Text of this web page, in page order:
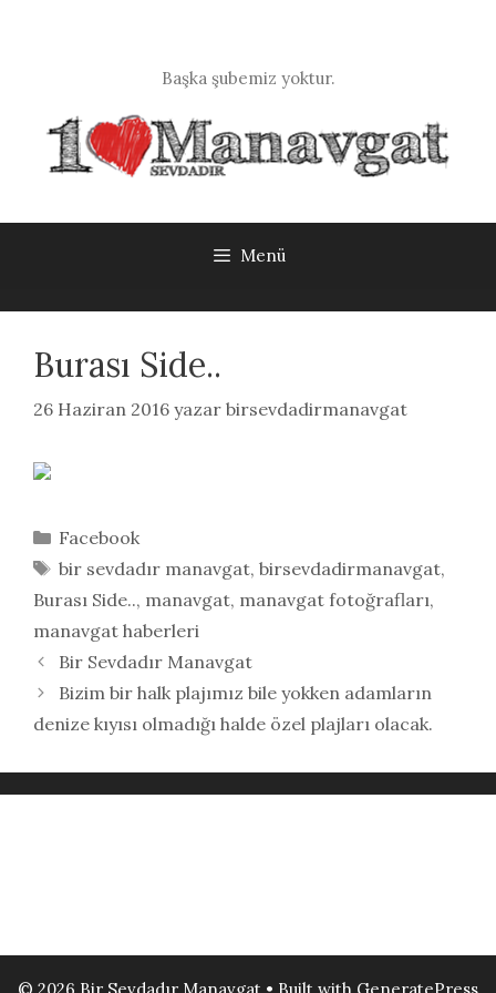
Başka şubemiz yoktur.
Menü
Burası Side..
26 Haziran 2016 yazar birsevdadirmanavgat
Kategoriler
Facebook
Etiketler
bir sevdadır manavgat, birsevdadirmanavgat,
Burası Side.., manavgat, manavgat fotoğrafları,
manavgat haberleri
Bir Sevdadır Manavgat
Bizim bir halk plajımız bile yokken adamların
denize kıyısı olmadığı halde özel plajları olacak.